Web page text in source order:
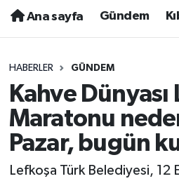
Ana sayfa Gündem
HABERLER GÜNDEM
Kahve Dünyası
Maratonu
Pazar, bugün
Lefkoşa Türk Belediyesi, 12